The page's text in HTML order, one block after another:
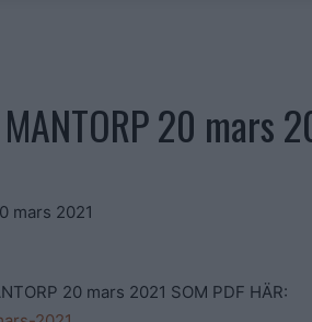
20 mars
20 mars 2021 SOM PDF HÄR: